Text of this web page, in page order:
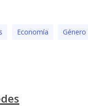
Economía Género